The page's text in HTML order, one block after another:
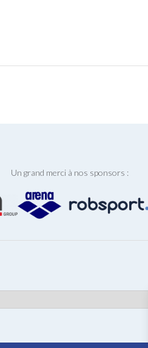
Un grand merci à nos sponsors :